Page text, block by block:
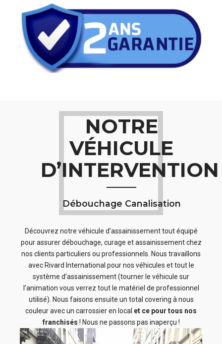
NOTRE
VÉHICULE
D’INTERVENTION
Débouchage Canalisation
Découvrez notre véhicule d’assainissement tout équipé
pour assurer débouchage, curage et assainissement chez
nos clients particuliers ou professionnels. Nous travaillons
avec Rivard International pour nos véhicules et tout le
système d’assainissement (tourner le véhicule sur
l’animation vous verrez tout le matériel de professionnel
utilisé). Nous faisons ensuite un total covering à nous
couleur avec un carrossier en local et ce pour tous nos
franchisés ! Nous ne passons pas inaperçu !